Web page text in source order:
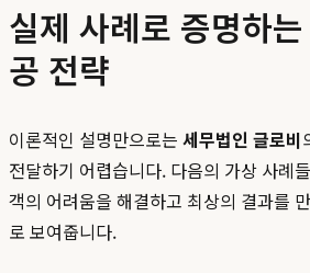
실제 사례로 증명하
공 전략
이론적인 설명만으로는 세무법인 글로비
전달하기 어렵습니다. 다음의 가상 사례
객의 어려움을 해결하고 최상의 결과를
로 보여줍니다.